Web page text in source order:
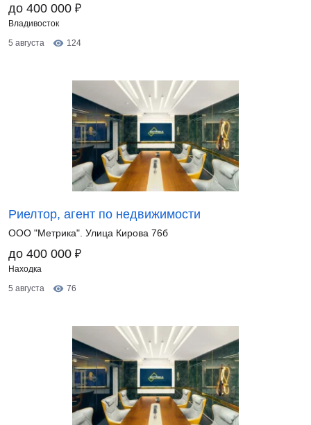
до 400 000 ₽
Владивосток
5 августа
124
Риелтор, агент по недвижимости
ООО "Метрика". Улица Кирова 76б
до 400 000 ₽
Находка
5 августа
76